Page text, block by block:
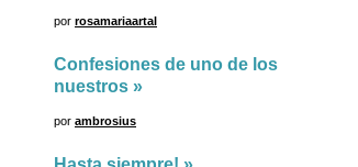
por rosamariaartal
Confesiones de uno de los
nuestros »
por ambrosius